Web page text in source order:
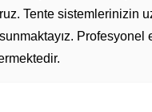
Tente sistemlerinizin
Profesyonel